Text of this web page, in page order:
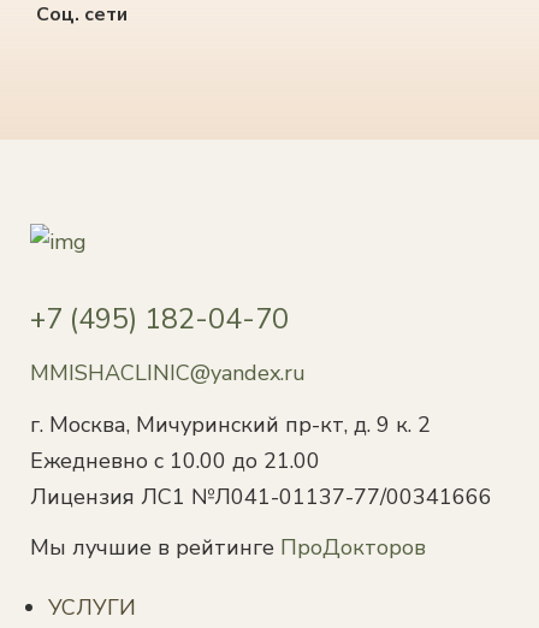
Соц. сети
+7 (495) 182-04-70
MMISHACLINIC@yandex.ru
г. Москва, Мичуринский пр-кт, д. 9 к. 2
Ежедневно с 10.00 до 21.00
Лицензия ЛС1 №Л041-01137-77/00341666
Мы лучшие в рейтинге ПроДокторов
УСЛУГИ